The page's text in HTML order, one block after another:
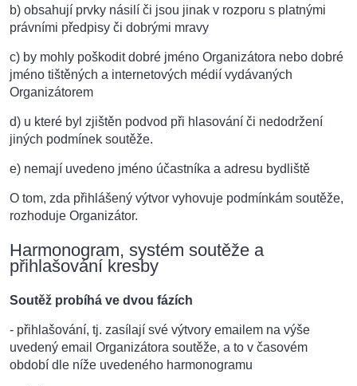
b) obsahují prvky násilí či jsou jinak v rozporu s platnými
právními předpisy či dobrými mravy
c) by mohly poškodit dobré jméno Organizátora nebo dobré
jméno tištěných a internetových médií vydávaných
Organizátorem
d) u které byl zjištěn podvod při hlasování či nedodržení
jiných podmínek soutěže.
e) nemají uvedeno jméno účastníka a adresu bydliště
O tom, zda přihlášený výtvor vyhovuje podmínkám soutěže,
rozhoduje Organizátor.
Harmonogram, systém soutěže a
přihlašování kresby
Soutěž probíhá ve dvou fázích
- přihlašování, tj. zasílají své výtvory emailem na výše
uvedený email Organizátora soutěže, a to v časovém
období dle níže uvedeného harmonogramu